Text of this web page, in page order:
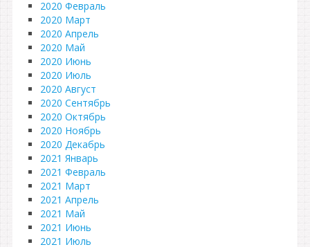
2020 Февраль
2020 Март
2020 Апрель
2020 Май
2020 Июнь
2020 Июль
2020 Август
2020 Сентябрь
2020 Октябрь
2020 Ноябрь
2020 Декабрь
2021 Январь
2021 Февраль
2021 Март
2021 Апрель
2021 Май
2021 Июнь
2021 Июль